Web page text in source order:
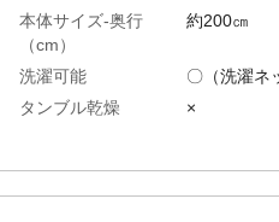
本体サイズ-奥行
（cm）
約200㎝
洗濯可能
〇（洗濯ネ
タンブル乾燥
×
表地-布組成素材
ナイロン
表地-布組成素材2
ポリウレタ